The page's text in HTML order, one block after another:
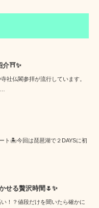
介⛩️✨
社仏閣参拝が流行しています。
ト🏝️今回は琵琶湖で２DAYSに初
せる贅沢時間🌷✨
！？値段だけを聞いたら確かに